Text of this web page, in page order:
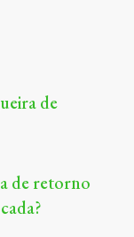
de
de retorno